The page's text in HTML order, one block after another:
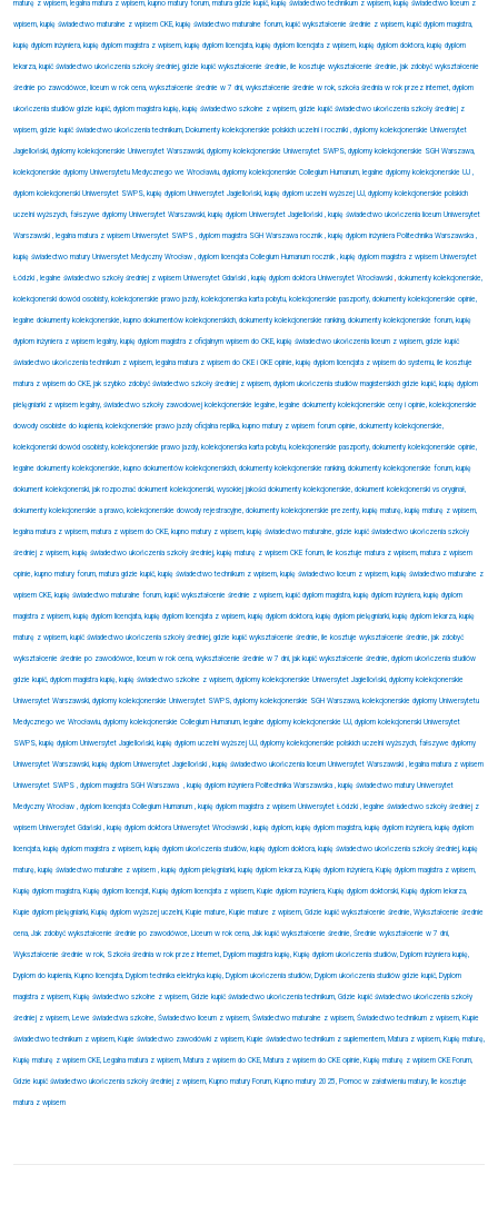
maturę z wpisem, legalna matura z wpisem, kupno matury forum, matura gdzie kupić, kupię świadectwo technikum z wpisem, kupię świadectwo liceum z
wpisem, kupię świadectwo maturalne z wpisem CKE, kupię świadectwo maturalne forum, kupić wykształcenie średnie z wpisem, kupić dyplom magistra,
kupię dyplom inżyniera, kupię dyplom magistra z wpisem, kupię dyplom licencjata, kupię dyplom licencjata z wpisem, kupię dyplom doktora, kupię dyplom
lekarza, kupić świadectwo ukończenia szkoły średniej, gdzie kupić wykształcenie średnie, ile kosztuje wykształcenie średnie, jak zdobyć wykształcenie
średnie po zawodówce, liceum w rok cena, wykształcenie średnie w 7 dni, wykształcenie średnie w rok, szkoła średnia w rok przez internet, dyplom
ukończenia studiów gdzie kupić, dyplom magistra kupię, kupię świadectwo szkolne z wpisem, gdzie kupić świadectwo ukończenia szkoły średniej z
wpisem, gdzie kupić świadectwo ukończenia technikum, Dokumenty kolekcjonerskie polskich uczelni i roczniki , dyplomy kolekcjonerskie Uniwersytet
Jagielloński, dyplomy kolekcjonerskie Uniwersytet Warszawski, dyplomy kolekcjonerskie Uniwersytet SWPS, dyplomy kolekcjonerskie SGH Warszawa,
kolekcjonerskie dyplomy Uniwersytetu Medycznego we Wrocławiu, dyplomy kolekcjonerskie Collegium Humanum, legalne dyplomy kolekcjonerskie UJ ,
dyplom kolekcjonerski Uniwersytet SWPS, kupię dyplom Uniwersytet Jagielloński, kupię dyplom uczelni wyższej UJ, dyplomy kolekcjonerskie polskich
uczelni wyższych, fałszywe dyplomy Uniwersytet Warszawski, kupię dyplom Uniwersytet Jagielloński , kupię świadectwo ukończenia liceum Uniwersytet
Warszawski , legalna matura z wpisem Uniwersytet SWPS , dyplom magistra SGH Warszawa rocznik , kupię dyplom inżyniera Politechnika Warszawska ,
kupię świadectwo matury Uniwersytet Medyczny Wrocław , dyplom licencjata Collegium Humanum rocznik , kupię dyplom magistra z wpisem Uniwersytet
Łódzki , legalne świadectwo szkoły średniej z wpisem Uniwersytet Gdański , kupię dyplom doktora Uniwersytet Wrocławski , dokumenty kolekcjonerskie,
kolekcjonerski dowód osobisty, kolekcjonerskie prawo jazdy, kolekcjonerska karta pobytu, kolekcjonerskie paszporty, dokumenty kolekcjonerskie opinie,
legalne dokumenty kolekcjonerskie, kupno dokumentów kolekcjonerskich, dokumenty kolekcjonerskie ranking, dokumenty kolekcjonerskie forum, kupię
dyplom inżyniera z wpisem legalny, kupię dyplom magistra z oficjalnym wpisem do CKE, kupię świadectwo ukończenia liceum z wpisem, gdzie kupić
świadectwo ukończenia technikum z wpisem, legalna matura z wpisem do CKE i OKE opinie, kupię dyplom licencjata z wpisem do systemu, ile kosztuje
matura z wpisem do CKE, jak szybko zdobyć świadectwo szkoły średniej z wpisem, dyplom ukończenia studiów magisterskich gdzie kupić, kupię dyplom
pielęgniarki z wpisem legalny, świadectwo szkoły zawodowej kolekcjonerskie legalne, legalne dokumenty kolekcjonerskie ceny i opinie, kolekcjonerskie
dowody osobiste do kupienia, kolekcjonerskie prawo jazdy oficjalna replika, kupno matury z wpisem forum opinie, dokumenty kolekcjonerskie,
kolekcjonerski dowód osobisty, kolekcjonerskie prawo jazdy, kolekcjonerska karta pobytu, kolekcjonerskie paszporty, dokumenty kolekcjonerskie opinie,
legalne dokumenty kolekcjonerskie, kupno dokumentów kolekcjonerskich, dokumenty kolekcjonerskie ranking, dokumenty kolekcjonerskie forum, kupię
dokument kolekcjonerski, jak rozpoznać dokument kolekcjonerski, wysokiej jakości dokumenty kolekcjonerskie, dokument kolekcjonerski vs oryginał,
dokumenty kolekcjonerskie a prawo, kolekcjonerskie dowody rejestracyjne, dokumenty kolekcjonerskie prezenty, kupię maturę, kupię maturę z wpisem,
legalna matura z wpisem, matura z wpisem do CKE, kupno matury z wpisem, kupię świadectwo maturalne, gdzie kupić świadectwo ukończenia szkoły
średniej z wpisem, kupię świadectwo ukończenia szkoły średniej, kupię maturę z wpisem CKE forum, ile kosztuje matura z wpisem, matura z wpisem
opinie, kupno matury forum, matura gdzie kupić, kupię świadectwo technikum z wpisem, kupię świadectwo liceum z wpisem, kupię świadectwo maturalne z
wpisem CKE, kupię świadectwo maturalne forum, kupić wykształcenie średnie z wpisem, kupić dyplom magistra, kupię dyplom inżyniera, kupię dyplom
magistra z wpisem, kupię dyplom licencjata, kupię dyplom licencjata z wpisem, kupię dyplom doktora, kupię dyplom pielęgniarki, kupię dyplom lekarza, kupię
maturę z wpisem, kupić świadectwo ukończenia szkoły średniej, gdzie kupić wykształcenie średnie, ile kosztuje wykształcenie średnie, jak zdobyć
wykształcenie średnie po zawodówce, liceum w rok cena, wykształcenie średnie w 7 dni, jak kupić wykształcenie średnie, dyplom ukończenia studiów
gdzie kupić, dyplom magistra kupię, kupię świadectwo szkolne z wpisem, dyplomy kolekcjonerskie Uniwersytet Jagielloński, dyplomy kolekcjonerskie
Uniwersytet Warszawski, dyplomy kolekcjonerskie Uniwersytet SWPS, dyplomy kolekcjonerskie SGH Warszawa, kolekcjonerskie dyplomy Uniwersytetu
Medycznego we Wrocławiu, dyplomy kolekcjonerskie Collegium Humanum, legalne dyplomy kolekcjonerskie UJ, dyplom kolekcjonerski Uniwersytet
SWPS, kupię dyplom Uniwersytet Jagielloński, kupię dyplom uczelni wyższej UJ, dyplomy kolekcjonerskie polskich uczelni wyższych, fałszywe dyplomy
Uniwersytet Warszawski, kupię dyplom Uniwersytet Jagielloński , kupię świadectwo ukończenia liceum Uniwersytet Warszawski , legalna matura z wpisem
Uniwersytet SWPS , dyplom magistra SGH Warszawa , kupię dyplom inżyniera Politechnika Warszawska , kupię świadectwo matury Uniwersytet
Medyczny Wrocław , dyplom licencjata Collegium Humanum , kupię dyplom magistra z wpisem Uniwersytet Łódzki , legalne świadectwo szkoły średniej z
wpisem Uniwersytet Gdański , kupię dyplom doktora Uniwersytet Wrocławski , kupię dyplom, kupię dyplom magistra, kupię dyplom inżyniera, kupię dyplom
licencjata, kupię dyplom magistra z wpisem, kupię dyplom ukończenia studiów, kupię dyplom doktora, kupię świadectwo ukończenia szkoły średniej, kupię
maturę, kupię świadectwo maturalne z wpisem , kupię dyplom pielęgniarki, kupię dyplom lekarza, Kupię dyplom inżyniera, Kupię dyplom magistra z wpisem,
Kupię dyplom magistra, Kupię dyplom licencjat, Kupię dyplom licencjata z wpisem, Kupie dyplom inżyniera, Kupię dyplom doktorski, Kupię dyplom lekarza,
Kupie dyplom pielęgniarki, Kupię dyplom wyższej uczelni, Kupie mature, Kupie mature z wpisem, Gdzie kupić wykształcenie średnie, Wykształcenie średnie
cena, Jak zdobyć wykształcenie średnie po zawodówce, Liceum w rok cena, Jak kupić wykształcenie średnie, Średnie wykształcenie w 7 dni,
Wykształcenie średnie w rok, Szkoła średnia w rok przez Internet, Dyplom magistra kupię, Kupię dyplom ukończenia studiów, Dyplom inżyniera kupię,
Dyplom do kupienia, Kupno licencjata, Dyplom technika elektryka kupię, Dyplom ukończenia studiów, Dyplom ukończenia studiów gdzie kupić, Dyplom
magistra z wpisem, Kupię świadectwo szkolne z wpisem, Gdzie kupić świadectwo ukończenia technikum, Gdzie kupić świadectwo ukończenia szkoły
średniej z wpisem, Lewe świadectwa szkolne, Świadectwo liceum z wpisem, Świadectwo maturalne z wpisem, Świadectwo technikum z wpisem, Kupie
świadectwo technikum z wpisem, Kupie świadectwo zawodówki z wpisem, Kupie świadectwo technikum z suplementem, Matura z wpisem, Kupię maturę,
Kupię maturę z wpisem CKE, Legalna matura z wpisem, Matura z wpisem do CKE, Matura z wpisem do CKE opinie, Kupię maturę z wpisem CKE Forum,
Gdzie kupić świadectwo ukończenia szkoły średniej z wpisem, Kupno matury Forum, Kupno matury 2025, Pomoc w załatwieniu matury, Ile kosztuje
matura z wpisem